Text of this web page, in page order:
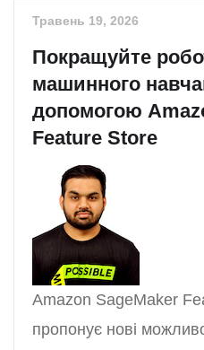
Травень 19, 2026
Покращуйте
машинного
допомогою
Feature Store
Amazon SageMaker
пропонує нові